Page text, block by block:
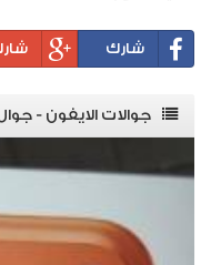
شارك
جوالات الايفون -